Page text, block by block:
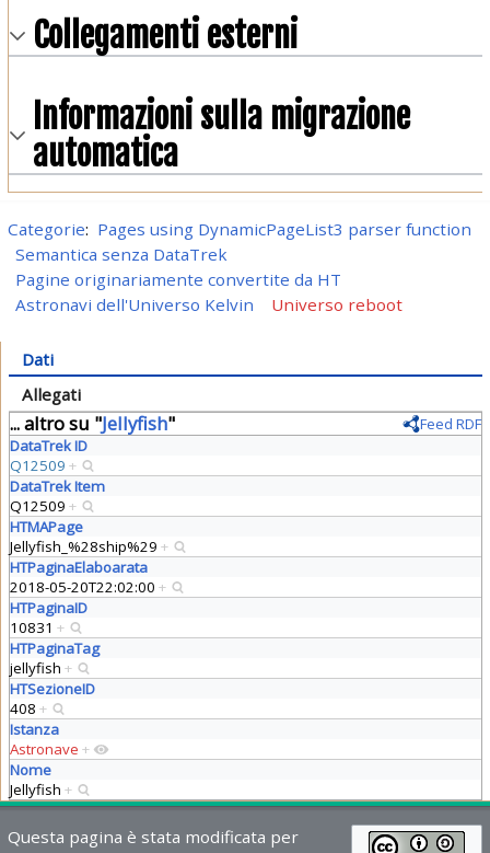
Collegamenti esterni
Informazioni sulla migrazione
automatica
Categorie: Pages using DynamicPageList3 parser function
Semantica senza DataTrek
Pagine originariamente convertite da HT
Astronavi dell'Universo Kelvin
Universo reboot
Dati
Allegati
... altro su "Jellyfish"
Feed RDF
DataTrek ID
Q12509 +
DataTrek Item
Q12509 +
HTMAPage
Jellyfish_%28ship%29 +
HTPaginaElaboarata
2018-05-20T22:02:00 +
HTPaginaID
10831 +
HTPaginaTag
jellyfish +
HTSezioneID
408 +
Istanza
Astronave +
Nome
Jellyfish +
Questa pagina è stata modificata per